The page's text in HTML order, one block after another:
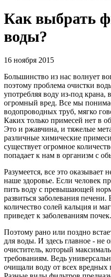
Как выбрать
воды?
16 ноября 2015
Большинство из нас волнует
поэтому проблема очистки
употребляя воду из-под крана,
огромный вред. Все мы
водопроводных труб, мягко
Каких только примесей нет в
Это и ржавчина, и тяжелые
различные химические
существует огромное
попадает к нам в организм с
Разумеется, все это оказывает
наше здоровье. Если человек
пить воду с превышающей
развиться заболевания
количество солей кальция и
приведет к заболеваниям почек.
Поэтому рано или поздно
для воды. И здесь главное - не
очиститель, который
требованиям. Ведь
очищали воду от всех вредных